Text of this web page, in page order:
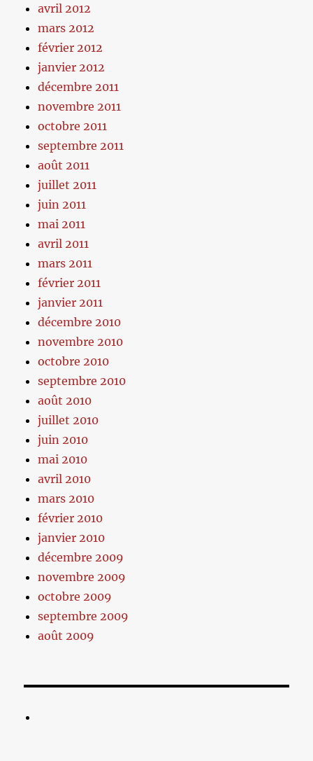
avril 2012
mars 2012
février 2012
janvier 2012
décembre 2011
novembre 2011
octobre 2011
septembre 2011
août 2011
juillet 2011
juin 2011
mai 2011
avril 2011
mars 2011
février 2011
janvier 2011
décembre 2010
novembre 2010
octobre 2010
septembre 2010
août 2010
juillet 2010
juin 2010
mai 2010
avril 2010
mars 2010
février 2010
janvier 2010
décembre 2009
novembre 2009
octobre 2009
septembre 2009
août 2009